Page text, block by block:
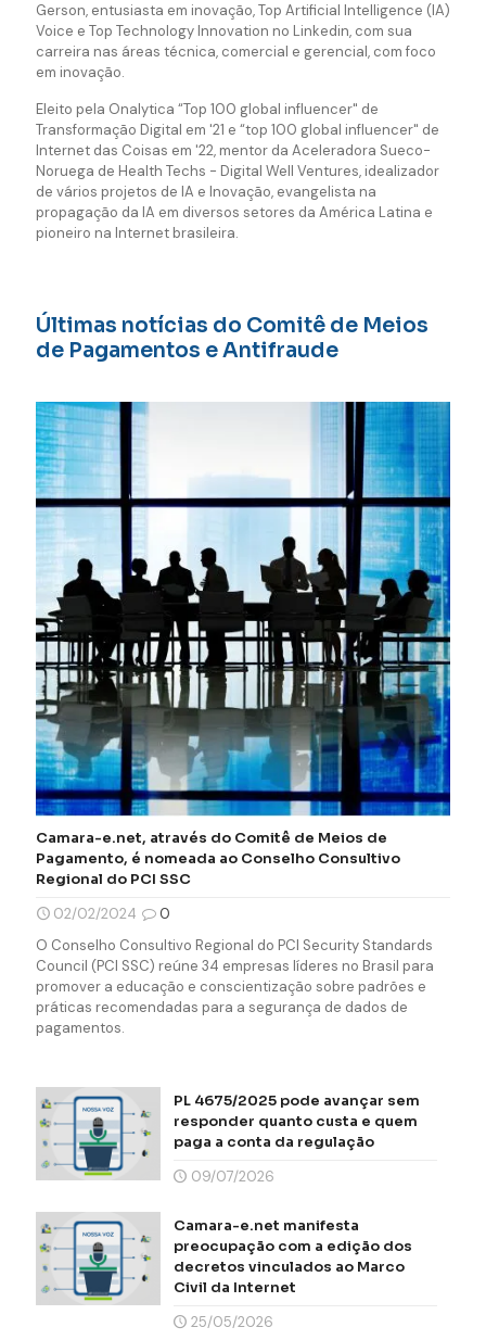
Gerson, entusiasta em inovação, Top Artificial Intelligence (IA)
Voice e Top Technology Innovation no Linkedin, com sua
carreira nas áreas técnica, comercial e gerencial, com foco
em inovação.
Eleito pela Onalytica “Top 100 global influencer" de
Transformação Digital em '21 e “top 100 global influencer" de
Internet das Coisas em '22, mentor da Aceleradora Sueco-
Noruega de Health Techs - Digital Well Ventures, idealizador
de vários projetos de IA e Inovação, evangelista na
propagação da IA em diversos setores da América Latina e
pioneiro na Internet brasileira.
Últimas notícias do Comitê de Meios
de Pagamentos e Antifraude
Camara-e.net, através do Comitê de Meios de
Pagamento, é nomeada ao Conselho Consultivo
Regional do PCI SSC
02/02/2024
0
O Conselho Consultivo Regional do PCI Security Standards
Council (PCI SSC) reúne 34 empresas líderes no Brasil para
promover a educação e conscientização sobre padrões e
práticas recomendadas para a segurança de dados de
pagamentos.
PL 4675/2025 pode avançar sem
responder quanto custa e quem
paga a conta da regulação
09/07/2026
Camara-e.net manifesta
preocupação com a edição dos
decretos vinculados ao Marco
Civil da Internet
25/05/2026